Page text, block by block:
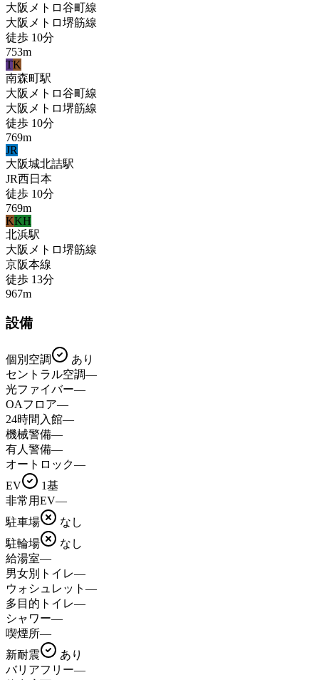
大阪メトロ谷町線
大阪メトロ堺筋線
徒歩 10分
753m
TK
南森町駅
大阪メトロ谷町線
大阪メトロ堺筋線
徒歩 10分
769m
JR
大阪城北詰駅
JR西日本
徒歩 10分
769m
KKH
北浜駅
大阪メトロ堺筋線
京阪本線
徒歩 13分
967m
設備
個別空調
あり
セントラル空調—
光ファイバー—
OAフロア—
24時間入館—
機械警備—
有人警備—
オートロック—
EV
1基
非常用EV—
駐車場
なし
駐輪場
なし
給湯室—
男女別トイレ—
ウォシュレット —
多目的トイレ—
シャワー—
喫煙所—
新耐震
あり
バリアフリー—